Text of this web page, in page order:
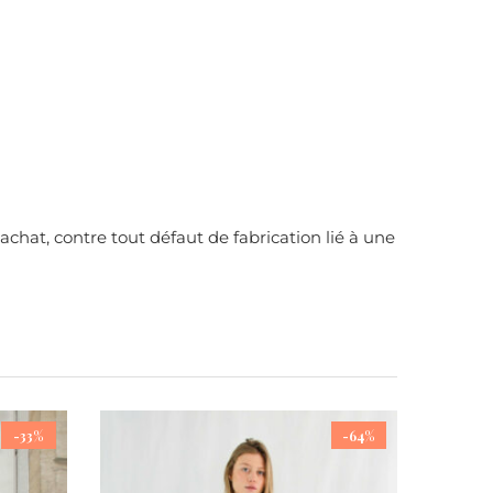
contre tout défaut de fabrication lié à une
-33% -64%